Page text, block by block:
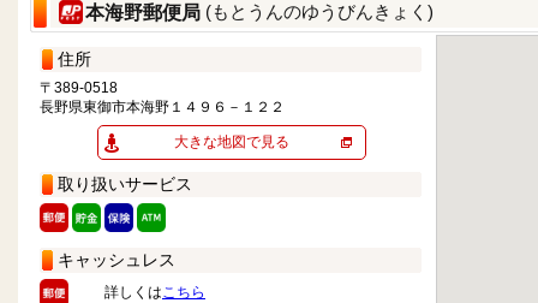
本海野郵便局 (もとうんのゆうびんきょく)
住所
〒389-0518
長野県東御市本海野１４９６－１２２
大きな地図で見る
取り扱いサービス
キャッシュレス
詳しくはこちら